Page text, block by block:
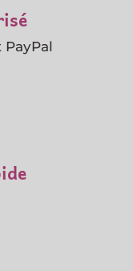
PayPal